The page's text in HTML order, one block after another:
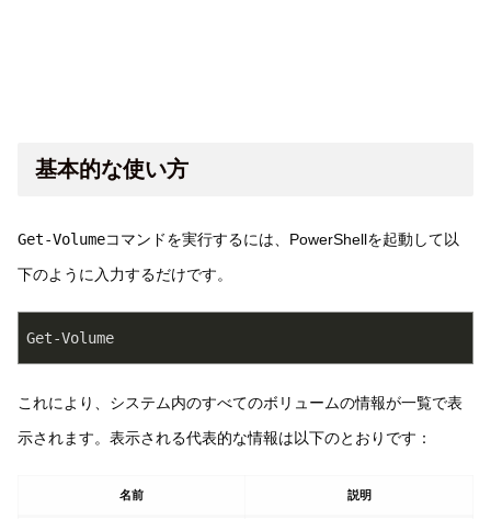
基本的な使い方
Get-Volumeコマンドを実行するには、PowerShellを起動して以
下のように入力するだけです。
Get-Volume
これにより、システム内のすべてのボリュームの情報が一覧で表
示されます。表示される代表的な情報は以下のとおりです：
名前 説明